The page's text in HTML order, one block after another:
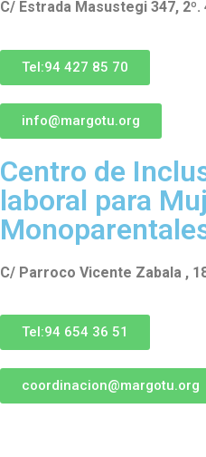
C/ Estrada Masustegi 347, 2º.
Tel:94 427 85 70
info@margotu.org
Centro de
laboral para
C/ Parroco Vicente Zabala ,
Tel:94 654 36 51
coordinacion@margotu.org